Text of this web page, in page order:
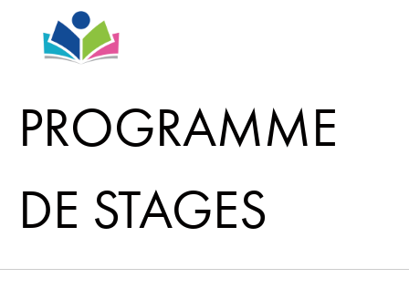
PROGRAMME
DE STAGES